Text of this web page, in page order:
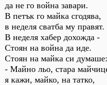
да не го война завари.
В петък го майка сгодява,
в неделя сватба му правят.
В неделя хабер дохожда -
Стоян на война да иде.
Стоян на майка си думаше:
- Майно льо, стара
я кажи, майко, на татко,